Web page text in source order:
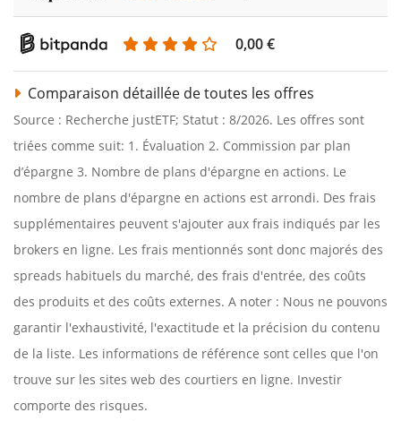
0,00 €
Comparaison détaillée de toutes les offres
Source : Recherche justETF; Statut : 8/2026. Les offres sont
triées comme suit: 1. Évaluation 2. Commission par plan
d’épargne 3. Nombre de plans d'épargne en actions. Le
nombre de plans d'épargne en actions est arrondi. Des frais
supplémentaires peuvent s'ajouter aux frais indiqués par les
brokers en ligne. Les frais mentionnés sont donc majorés des
spreads habituels du marché, des frais d'entrée, des coûts
des produits et des coûts externes. A noter : Nous ne pouvons
garantir l'exhaustivité, l'exactitude et la précision du contenu
de la liste. Les informations de référence sont celles que l'on
trouve sur les sites web des courtiers en ligne. Investir
comporte des risques.